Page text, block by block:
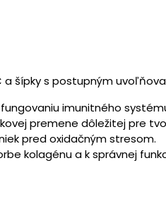
a šípky s postupným
imunitného
premene dôležitej pre
pred oxidačným stresom.
kolagénu a k správnej